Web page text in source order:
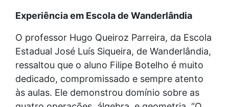
Experiência em Escola de Wanderlândia
O professor Hugo Queiroz Parreira, da Escola
Estadual José Luís Siqueira, de Wanderlândia,
ressaltou que o aluno Filipe Botelho é muito
dedicado, compromissado e sempre atento
às aulas. Ele demonstrou domínio sobre as